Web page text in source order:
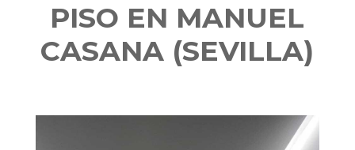
PISO EN MANUEL
CASANA (SEVILLA)